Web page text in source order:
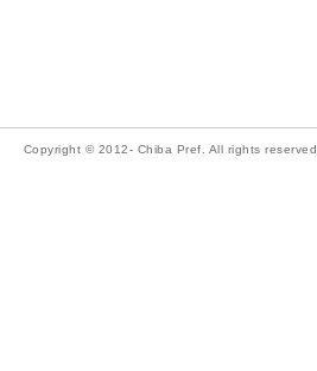
Copyright © 2012- Chiba Pref. All rights reserved.